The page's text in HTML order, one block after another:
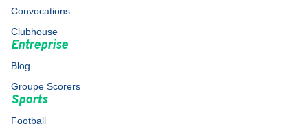
Convocations
Clubhouse
Entreprise
Blog
Groupe Scorers
Sports
Football